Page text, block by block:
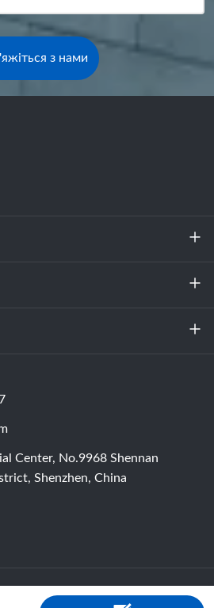
з нами
серверна кімната
Center, No.9968 Shennan
Shenzhen, China
іонних акумуляторів | Завод і компанія з